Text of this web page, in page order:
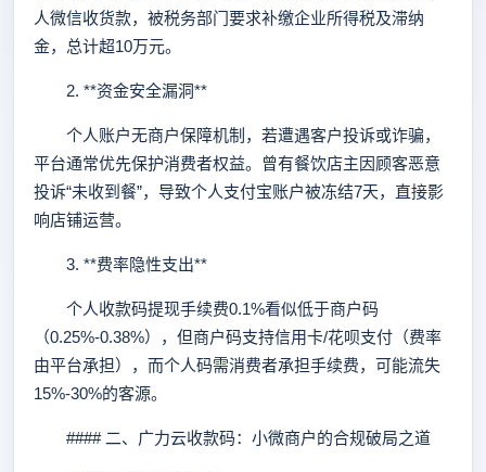
人微信收货款，被税务部门要求补缴企业所得税及滞纳
金，总计超10万元。
2. **资金安全漏洞**
个人账户无商户保障机制，若遭遇客户投诉或诈骗，
平台通常优先保护消费者权益。曾有餐饮店主因顾客恶意
投诉“未收到餐”，导致个人支付宝账户被冻结7天，直接影
响店铺运营。
3. **费率隐性支出**
个人收款码提现手续费0.1%看似低于商户码
（0.25%-0.38%），但商户码支持信用卡/花呗支付（费率
由平台承担），而个人码需消费者承担手续费，可能流失
15%-30%的客源。
#### 二、广力云收款码：小微商户的合规破局之道